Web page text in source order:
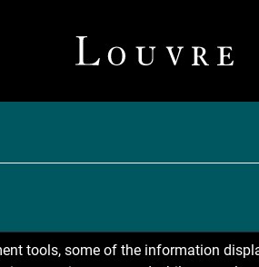
tools, some of the information